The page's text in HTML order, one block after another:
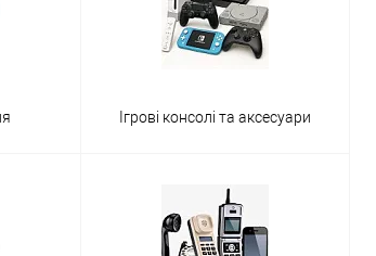
Ігрові консолі та аксесуари